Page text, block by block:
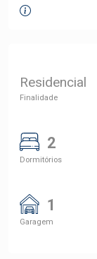
Residencial
Finalidade
2
Dormitórios
1
Garagem